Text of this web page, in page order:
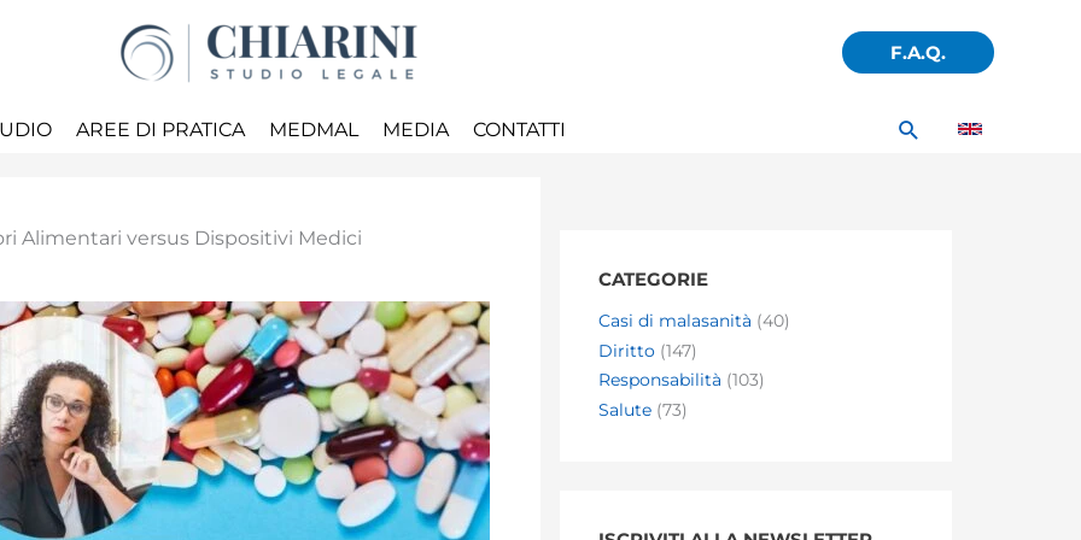
F.A.Q.
AREE DI PRATICA MEDMAL MEDIA CONTATTI Cerca
Alimentari versus Dispositivi Medici
CATEGORIE
Casi di malasanità (40)
Diritto (147)
Responsabilità (103)
Salute (73)